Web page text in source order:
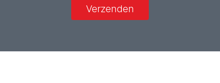
Verzenden